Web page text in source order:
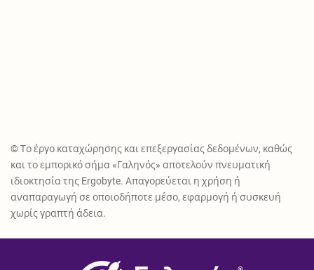
© Το έργο καταχώρησης και επεξεργασίας δεδομένων, καθώς
και το εμπορικό σήμα «Γαληνός» αποτελούν πνευματική
ιδιοκτησία της Ergobyte. Απαγορεύεται η χρήση ή
αναπαραγωγή σε οποιοδήποτε μέσο, εφαρμογή ή συσκευή
χωρίς γραπτή άδεια.